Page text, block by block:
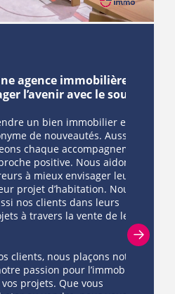
immobilière
avec le sourire
bien immobilier est
nouveautés. Aussi,
accompagnement
positive. Nous aidons les
mieux envisager leur
d’habitation. Nous
clients dans leurs
travers la vente de leur
nous plaçons notre
pour l’immobilier
Que vous
FEDIL